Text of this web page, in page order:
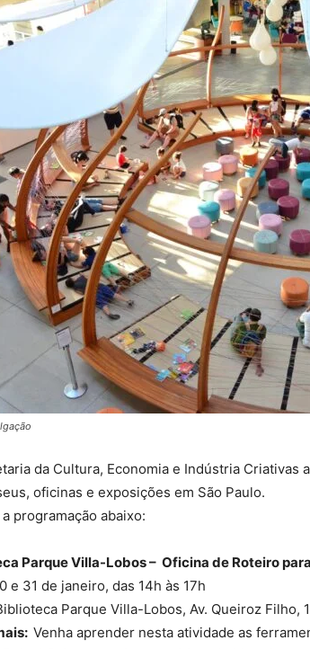
da Cultura, Economia e Indústria Criativas
oficinas e exposições em São Paulo.
programação abaixo:
Parque Villa-Lobos – Oficina de Roteiro
e 31 de janeiro, das 14h às 17h
Parque Villa-Lobos, Av. Queiroz Filho,
Venha aprender nesta atividade as